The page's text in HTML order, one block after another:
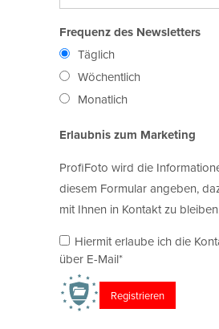
Frequenz des Newsletters
Täglich
Wöchentlich
Monatlich
Erlaubnis zum Marketing
ProfiFoto wird die
diesem Formular angeben,
mit Ihnen in Kontakt zu
Hiermit erlaube ich die
über E-Mail*